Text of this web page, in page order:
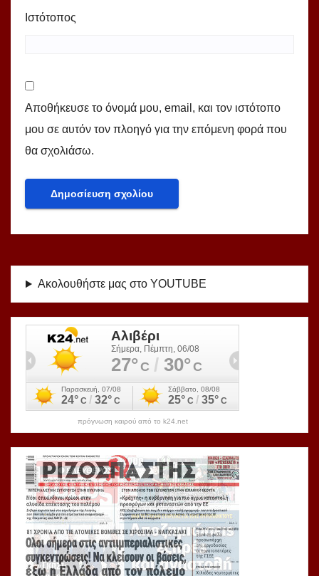
Ιστότοπος
Αποθήκευσε το όνομά μου, email, και τον ιστότοπο
μου σε αυτόν τον πλοηγό για την επόμενη φορά που
θα σχολιάσω.
Ακολουθήστε μας στο YOUTUBE
πρόγνωση καιρού από το k24.net